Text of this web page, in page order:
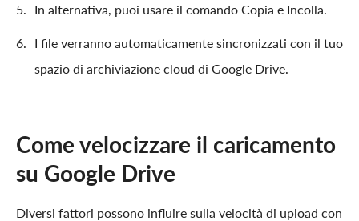
In alternativa, puoi usare il comando Copia e Incolla.
I file verranno automaticamente sincronizzati con il tuo
spazio di archiviazione cloud di Google Drive.
Come velocizzare il caricamento
su Google Drive
Diversi fattori possono influire sulla velocità di upload con